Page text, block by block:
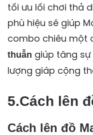
tối ưu lối chơi thả
phù hiệu sẽ giúp
combo chiêu một
thuẫn giúp tăng
lượng giáp cộng
5.Cách lên
Cách lên đồ